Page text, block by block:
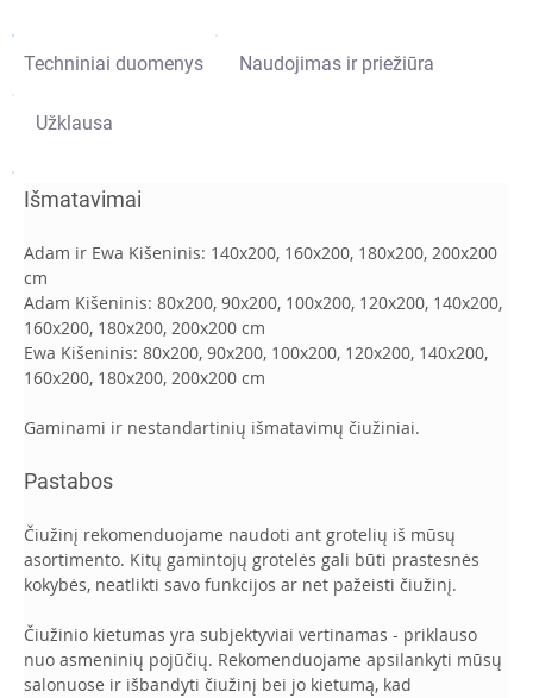
Užklausa
Techniniai duomenys Naudojimas ir priežiūra
Išmatavimai
Adam ir Ewa Kišeninis: 140x200, 160x200, 180x200, 200x200
cm
Adam Kišeninis: 80x200, 90x200, 100x200, 120x200, 140x200,
160x200, 180x200, 200x200 cm
Ewa Kišeninis: 80x200, 90x200, 100x200, 120x200, 140x200,
160x200, 180x200, 200x200 cm
Gaminami ir nestandartinių išmatavimų čiužiniai.
Pastabos
Čiužinį rekomenduojame naudoti ant grotelių iš mūsų
asortimento. Kitų gamintojų grotelės gali būti prastesnės
kokybės, neatlikti savo funkcijos ar net pažeisti čiužinį.
Čiužinio kietumas yra subjektyviai vertinamas - priklauso
nuo asmeninių pojūčių. Rekomenduojame apsilankyti mūsų
salonuose ir išbandyti čiužinį bei jo kietumą, kad